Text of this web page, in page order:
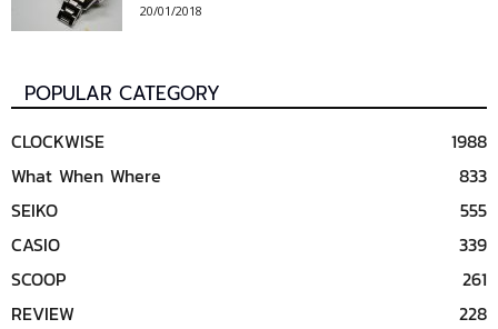
20/01/2018
POPULAR CATEGORY
CLOCKWISE
1988
What When Where
833
SEIKO
555
CASIO
339
SCOOP
261
REVIEW
228